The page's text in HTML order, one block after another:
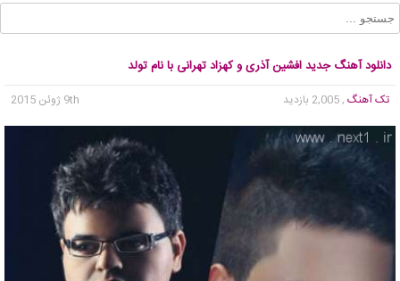
دانلود آهنگ جدید افشین آذری و کهزاد تهرانی با نام تولد
تک آهنگ , 2,005 بازدید 9th ژوئن 2015